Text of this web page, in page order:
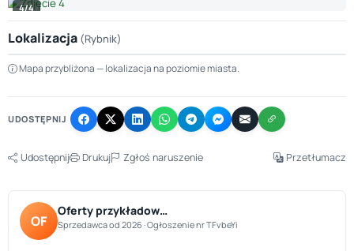
4/4
Lokalizacja (Rybnik)
+
−
Mapa przybliżona — lokalizacja na poziomie miasta.
UDOSTĘPNIJ
Udostępnij Drukuj Zgłoś naruszenie Przetłumacz
OF
Oferty przykładow…
Sprzedawca od 2026 · Ogłoszenie nr TFvbeYi